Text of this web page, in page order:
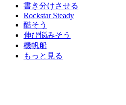
書き分けさせる
Rockstar Steady
酷そう
伸び悩みそう
機帆船
もっと見る